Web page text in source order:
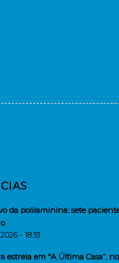
da polilaminina: sete
- 18:33
estreia em “A Última Casa”,